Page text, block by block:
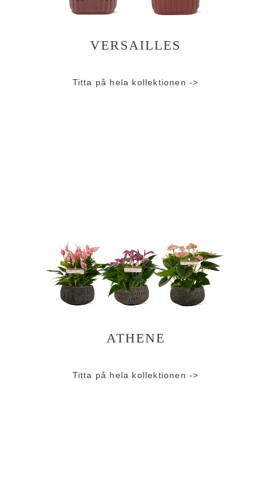
VERSAILLES
Titta på hela kollektionen ->
ATHENE
Titta på hela kollektionen ->